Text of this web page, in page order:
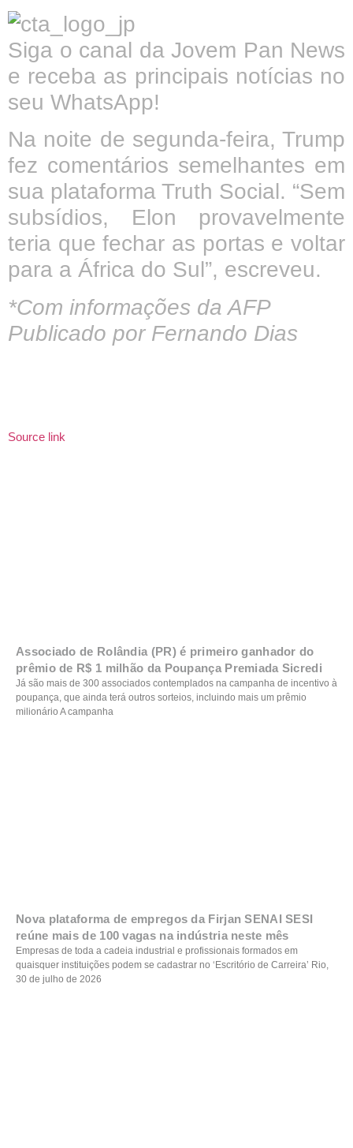
Siga o canal da Jovem Pan News
e receba as principais notícias no
seu WhatsApp!
Na noite de segunda-feira, Trump
fez comentários semelhantes em
sua plataforma Truth Social. “Sem
subsídios, Elon provavelmente
teria que fechar as portas e voltar
para a África do Sul”, escreveu.
*Com informações da AFP
Publicado por Fernando Dias
Source link
Associado de Rolândia (PR) é primeiro ganhador do
prêmio de R$ 1 milhão da Poupança Premiada Sicredi
Já são mais de 300 associados contemplados na campanha de incentivo à
poupança, que ainda terá outros sorteios, incluindo mais um prêmio
milionário A campanha
Nova plataforma de empregos da Firjan SENAI SESI
reúne mais de 100 vagas na indústria neste mês
Empresas de toda a cadeia industrial e profissionais formados em
quaisquer instituições podem se cadastrar no ‘Escritório de Carreira’ Rio,
30 de julho de 2026